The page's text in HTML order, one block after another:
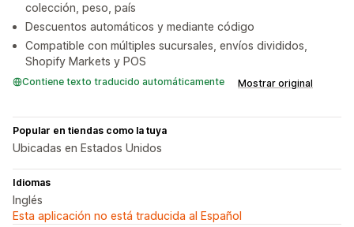
colección, peso, país
Descuentos automáticos y mediante código
Compatible con múltiples sucursales, envíos divididos,
Shopify Markets y POS
Contiene texto traducido automáticamente Mostrar original
Popular en tiendas como la tuya
Ubicadas en Estados Unidos
Idiomas
Inglés
Esta aplicación no está traducida al Español